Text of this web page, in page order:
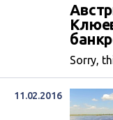
Sorry,
11.02.2016